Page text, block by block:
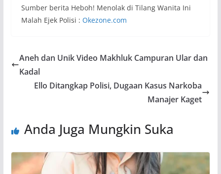
Sumber berita Heboh! Menolak di Tilang Wanita Ini
Malah Ejek Polisi : Okezone.com
Aneh dan Unik Video Makhluk Campuran Ular dan
Kadal
Ello Ditangkap Polisi, Dugaan Kasus Narkoba
Manajer Kaget
Anda Juga Mungkin Suka